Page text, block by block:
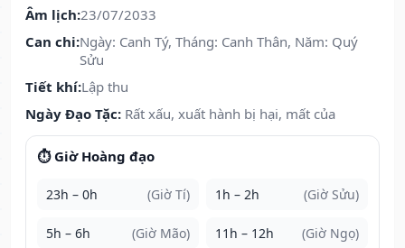
Âm lịch:23/07/2033
Can chi:Ngày: Canh Tý, Tháng: Canh Thân, Năm: Quý
Sửu
Tiết khí:Lập thu
Ngày Đạo Tặc: Rất xấu, xuất hành bị hại, mất của
⏱️ Giờ Hoàng đạo
23h – 0h (Giờ Tí) 1h – 2h (Giờ Sửu)
5h – 6h (Giờ Mão) 11h – 12h (Giờ Ngọ)